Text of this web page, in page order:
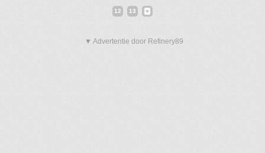
12 13
▼ Advertentie door Refinery89